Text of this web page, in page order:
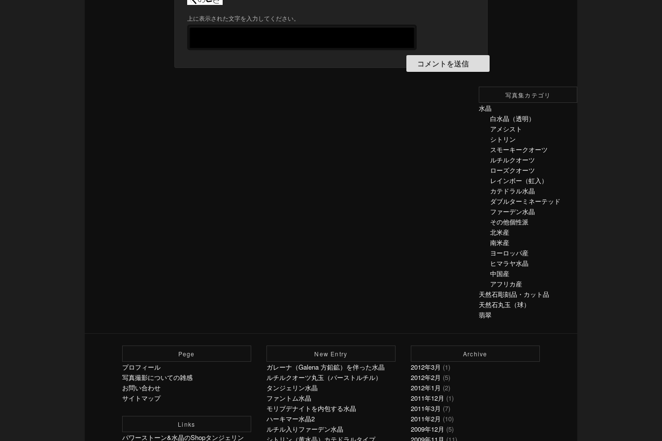
上に表示された文字を入力してください。
写真集カテゴリ
水晶
白水晶（透明）
アメシスト
シトリン
スモーキークオーツ
ルチルクオーツ
ローズクオーツ
レインボー（虹入）
カテドラル水晶
ダブルターミネーテッド
ファーデン水晶
その他個性派
北米産
南米産
ヨーロッパ産
ヒマラヤ水晶
中国産
アフリカ産
天然石彫刻品・カット品
天然石丸玉（球）
翡翠
Pege
プロフィール
写真撮影についての雑感
お問い合わせ
サイトマップ
Links
パワーストーン&水晶のShopタンジェリン
New Entry
ガレーナ（Galena 方鉛鉱）を伴った水晶
ルチルクオーツ丸玉（バーストルチル）
タンジェリン水晶
ファントム水晶
モリブデナイトを内包する水晶
ハーキマー水晶2
ルチル入りファーデン水晶
Archive
2012年3月 (1)
2012年2月 (5)
2012年1月 (2)
2011年12月 (1)
2011年3月 (7)
2011年2月 (10)
2009年12月 (5)